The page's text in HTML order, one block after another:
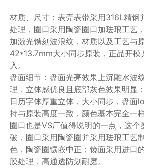
材质、尺寸：表壳表带采用316L精钢
处理，圈口采用陶瓷圈口加珐琅工艺
加激光镌刻波浪纹，材质以及工艺与
42*13.7mm大小同步原装，正品开模
入。
盘面细节：盘面光亮效果上沉雕水波
理，立体感优良且底部灰色效果明显
日历字体厚重立体，大小同步，盘面
持与原装高度一致，颜色基本完全一
圈口也是VS厂值得说明的一点，这个
破，圈口采用陶瓷圈并采用珐琅工艺
色，陶瓷圈镶嵌中正；镜面采用进口
膜处理，高通透防划耐磨。